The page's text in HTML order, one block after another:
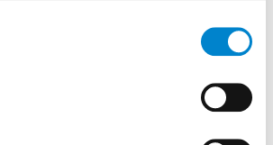
Ausstrahlung – mit Farbe,
klassisch oder modern:
Kollektion umfasst auch